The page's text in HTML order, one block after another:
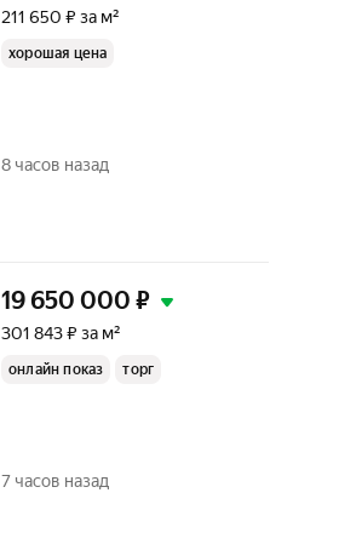
211 650 ₽ за м²
хорошая цена
8 часов назад
19 650 000 ₽
301 843 ₽ за м²
онлайн показ торг
7 часов назад